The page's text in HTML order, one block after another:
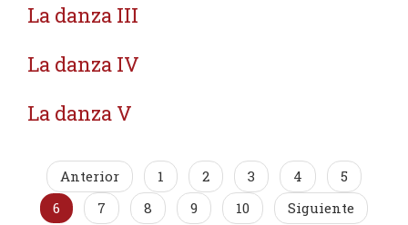
La danza III
La danza IV
La danza V
Anterior 1 2 3 4
5
6
7 8 9 10 Siguiente